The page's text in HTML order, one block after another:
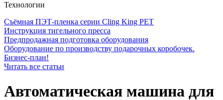
Технологии
Съёмная ПЭТ-пленка серии Cling King PET
Инструкция тигельного пресса
Предпродажная подготовка оборудования
Оборудование по производству подарочных коробочек.
Бизнес-план!
Читать все статьи
Автоматическая машина для